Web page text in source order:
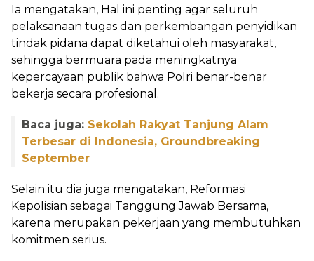
Ia mengatakan, Hal ini penting agar seluruh
pelaksanaan tugas dan perkembangan penyidikan
tindak pidana dapat diketahui oleh masyarakat,
sehingga bermuara pada meningkatnya
kepercayaan publik bahwa Polri benar-benar
bekerja secara profesional.
Baca juga: Sekolah Rakyat Tanjung Alam
Terbesar di Indonesia, Groundbreaking
September
Selain itu dia juga mengatakan, Reformasi
Kepolisian sebagai Tanggung Jawab Bersama,
karena merupakan pekerjaan yang membutuhkan
komitmen serius.